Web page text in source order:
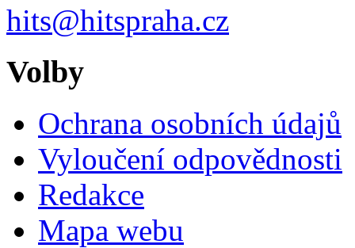
hits@hitspraha.cz
Volby
Ochrana osobních údajů
Vyloučení odpovědnosti
Redakce
Mapa webu